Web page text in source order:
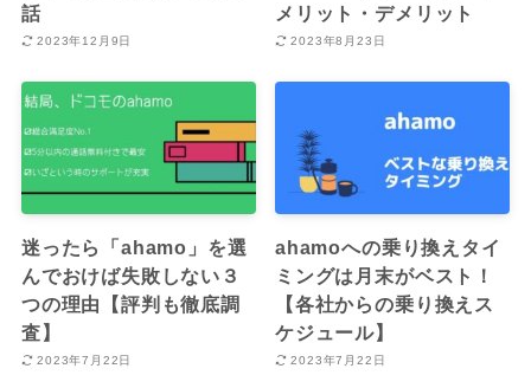
話
2023年12月9日
メリット・デメリット
2023年8月23日
迷ったら「ahamo」を選
んでおけば失敗しない３
つの理由【評判も徹底調
査】
2023年7月22日
ahamoへの乗り換えタイ
ミングは月末がベスト！
【各社からの乗り換えス
ケジュール】
2023年7月22日